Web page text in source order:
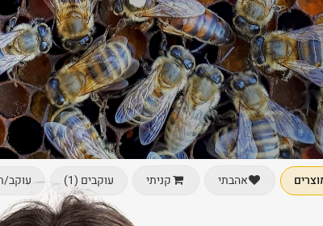
אהבתי קניתי עוקבים (1) עוקב/